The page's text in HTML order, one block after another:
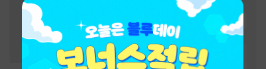
대형견공 #친구
#
#동거
미인수
#친구>연인
하드코어
#절륜공 #다정수
#현대물 #짝사랑